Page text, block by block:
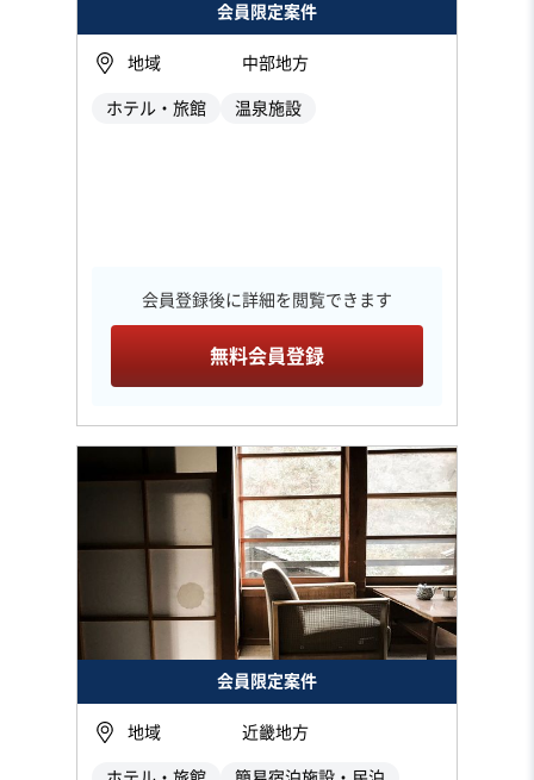
会員限定案件
地域 中部地方
ホテル・旅館 温泉施設
会員登録後に詳細を閲覧できます
無料会員登録
会員限定案件
地域 近畿地方